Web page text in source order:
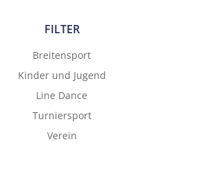
FILTER
Breitensport
Kinder und Jugend
Line Dance
Turniersport
Verein